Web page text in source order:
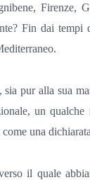
Firenze,
Fin dai tempi
pur alla sua
un qualche
una
il quale